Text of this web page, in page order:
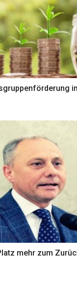
mehr zum